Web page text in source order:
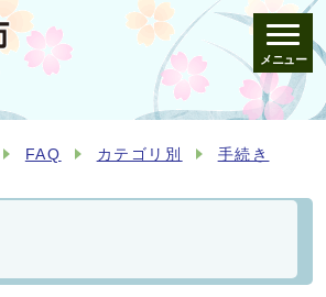
メニュー
FAQ カテゴリ別 手続き